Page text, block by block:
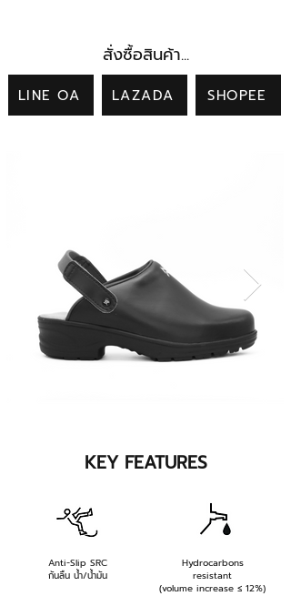
สั่งซื้อสินค้า...
LINE OA LAZADA SHOPEE
KEY FEATURES
Anti-Slip SRC
กันลื่น น้ำ/น้ำมัน
Hydrocarbons
resistant
(volume increase ≤ 12%)